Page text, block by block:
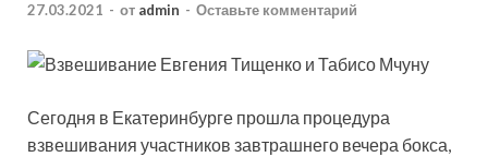
27.03.2021 - от admin - Оставьте комментарий
Сегодня в Екатеринбурге прошла процедура
взвешивания участников завтрашнего вечера бокса,